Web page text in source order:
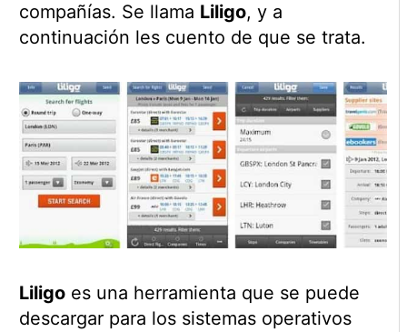
compañías. Se llama Liligo, y a
continuación les cuento de que se trata.
Liligoes una herramienta que se puede
descargar para los sistemas operativos